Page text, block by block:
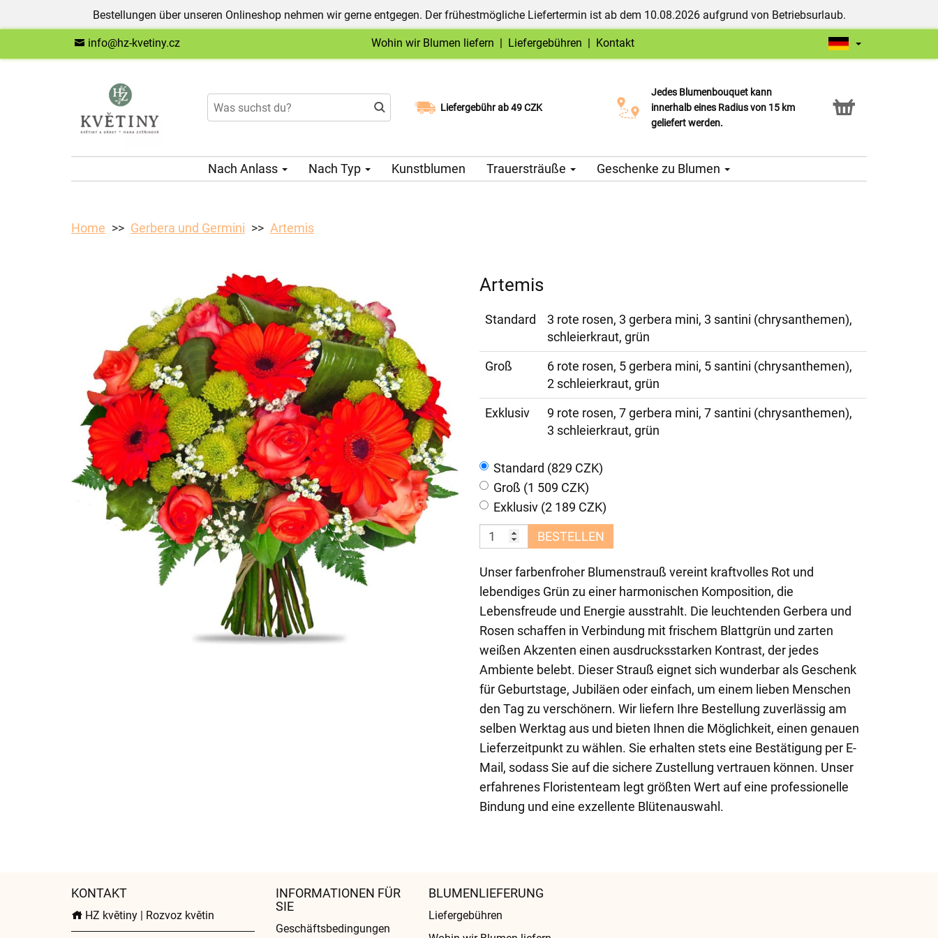
Bestellungen über unseren Onlineshop nehmen wir gerne entgegen. Der frühestmögliche Liefertermin ist ab dem 10.08.2026 aufgrund von Betriebsurlaub.
info@hz-kvetiny.cz Wohin wir Blumen liefern | Liefergebühren | Kontakt
Liefergebühr ab 49 CZK
Wählen Sie Ihr Lieferdatum
Jedes Blumenbouquet kann
innerhalb eines Radius von 15 km
geliefert werden.
Click & Collect Service
Nach Anlass Nach Typ Kunstblumen Trauersträuße Geschenke zu Blumen
Home Gerbera und Germini Artemis
Artemis
Standard
3 rote rosen, 3 gerbera mini, 3 santini (chrysanthemen),
schleierkraut, grün
Groß
6 rote rosen, 5 gerbera mini, 5 santini (chrysanthemen),
2 schleierkraut, grün
Exklusiv
9 rote rosen, 7 gerbera mini, 7 santini (chrysanthemen),
3 schleierkraut, grün
Standard (829 CZK)
Groß (1 509 CZK)
Exklusiv (2 189 CZK)
BESTELLEN
Unser farbenfroher Blumenstrauß vereint kraftvolles Rot und
lebendiges Grün zu einer harmonischen Komposition, die
Lebensfreude und Energie ausstrahlt. Die leuchtenden Gerbera und
Rosen schaffen in Verbindung mit frischem Blattgrün und zarten
weißen Akzenten einen ausdrucksstarken Kontrast, der jedes
Ambiente belebt. Dieser Strauß eignet sich wunderbar als Geschenk
für Geburtstage, Jubiläen oder einfach, um einem lieben Menschen
den Tag zu verschönern. Wir liefern Ihre Bestellung zuverlässig am
selben Werktag aus und bieten Ihnen die Möglichkeit, einen genauen
Lieferzeitpunkt zu wählen. Sie erhalten stets eine Bestätigung per E-
Mail, sodass Sie auf die sichere Zustellung vertrauen können. Unser
erfahrenes Floristenteam legt größten Wert auf eine professionelle
Bindung und eine exzellente Blütenauswahl.
KONTAKT
HZ květiny | Rozvoz květin
INFORMATIONEN FÜR
SIE
Geschäftsbedingungen
BLUMENLIEFERUNG
Liefergebühren